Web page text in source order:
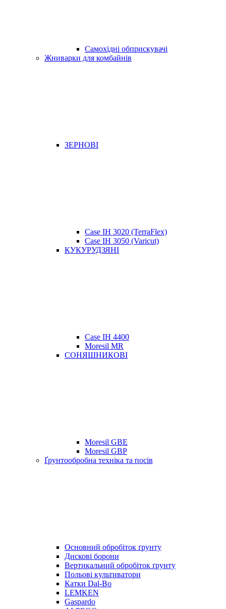
Самохідні обприскувачі
Жниварки для комбайнів
ЗЕРНОВІ
Case IH 3020 (TerraFlex)
Case IH 3050 (Varicut)
КУКУРУДЗЯНІ
Case IH 4400
Moresil MR
СОНЯШНИКОВІ
Moresil GBE
Moresil GBP
Ґрунтообробна техніка та посів
Основний обробіток ґрунту
Дискові борони
Вертикальний обробіток ґрунту
Польові культиватори
Катки Dal-Bo
LEMKEN
Gaspardo